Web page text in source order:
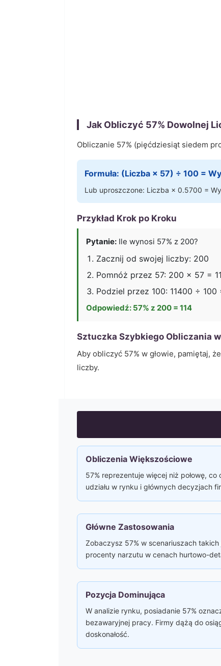
Jak Obliczyć 57% Dowolnej
Obliczanie 57% (pięćdziesiąt siedem
Formuła: (Liczba × 57) ÷ 100 =
Lub uproszczone: Liczba × 0.5700 =
Przykład Krok po Kroku
Pytanie: Ile wynosi 57% z 200?
Zacznij od swojej liczby: 200
Pomnóż przez 57: 200 × 57 =
Podziel przez 100: 11400 ÷ 100
Odpowiedź: 57% z 200 = 114
Sztuczka Szybkiego Obliczania w
Aby obliczyć 57% w głowie, pamiętaj, że
liczby.
Obliczenia Większościowe
57% reprezentuje więcej niż połowę,
udziału w rynku i głównych decyzjach
Główne Zastosowania
Zobaczysz 57% w scenariuszach
procenty narzutu w cenach hurtowo-
Pozycja Dominująca
W analizie rynku, posiadanie 57%
bezawaryjnej pracy. Firmy dążą do
doskonałość.